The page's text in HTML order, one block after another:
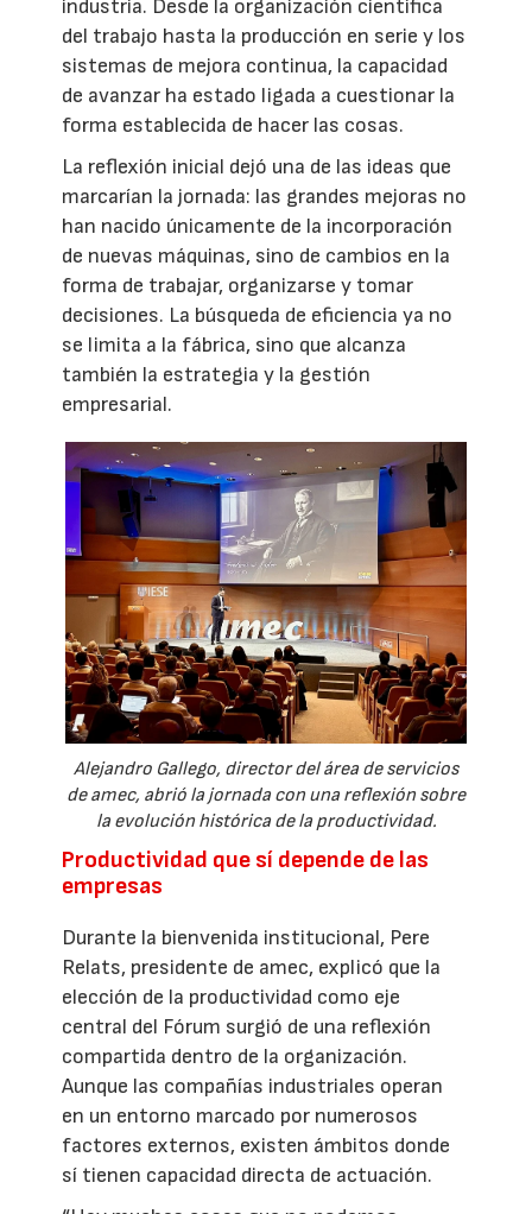
industria. Desde la organización científica
del trabajo hasta la producción en serie y los
sistemas de mejora continua, la capacidad
de avanzar ha estado ligada a cuestionar la
forma establecida de hacer las cosas.
La reflexión inicial dejó una de las ideas que
marcarían la jornada: las grandes mejoras no
han nacido únicamente de la incorporación
de nuevas máquinas, sino de cambios en la
forma de trabajar, organizarse y tomar
decisiones. La búsqueda de eficiencia ya no
se limita a la fábrica, sino que alcanza
también la estrategia y la gestión
empresarial.
Alejandro Gallego, director del área de servicios
de amec, abrió la jornada con una reflexión sobre
la evolución histórica de la productividad.
Productividad que sí depende de las
empresas
Durante la bienvenida institucional, Pere
Relats, presidente de amec, explicó que la
elección de la productividad como eje
central del Fórum surgió de una reflexión
compartida dentro de la organización.
Aunque las compañías industriales operan
en un entorno marcado por numerosos
factores externos, existen ámbitos donde
sí tienen capacidad directa de actuación.